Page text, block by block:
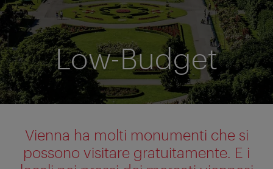
Low-Budget
Vienna ha molti monumenti che si
possono visitare gratuitamente. E i